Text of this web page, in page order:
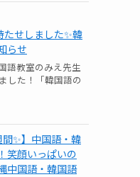
たせしました✨韓
らせ
語教室のみえ先生
した！「韓国語の
間✨】中国語・韓
笑顔いっぱいの
中国語・韓国語